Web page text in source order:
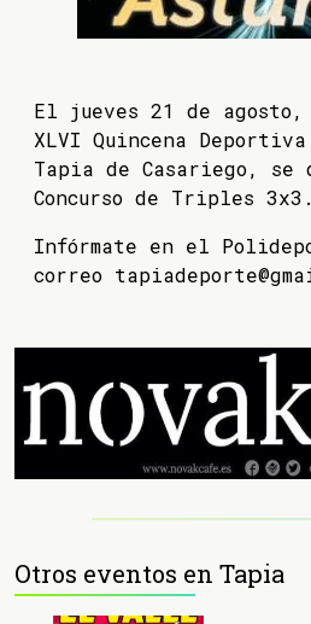
El jueves 21 de
XLVI Quincena
Tapia de Casariego,
Concurso de Triples
Infórmate en el
correo
Otros eventos en Tapia